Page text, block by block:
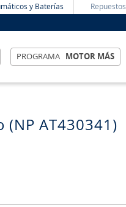
y Baterías Repuestos
PROGRAMA MOTOR MÁS
AT430341)